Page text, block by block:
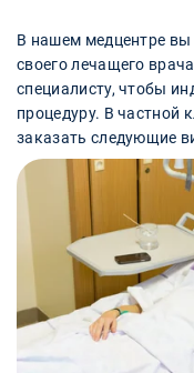
В нашем медцентре
своего лечащего
специалисту, чтобы
процедуру. В частной
заказать следующие